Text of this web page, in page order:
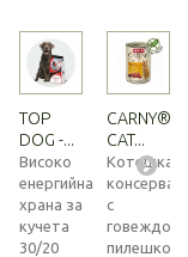
TOP
DOG -...
Високо
енергийна
храна за
кучета
30/20
CARNY®
CAT...
Котешка
консерва
с
говеждо,
пилешко